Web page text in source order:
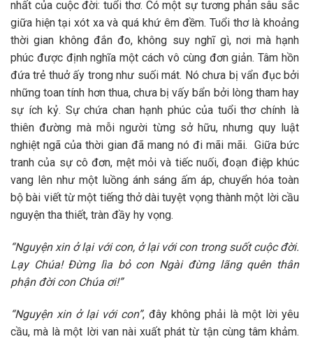
nhất của cuộc đời: tuổi thơ. Có một sự tương phản sâu sắc
giữa hiện tại xót xa và quá khứ êm đềm. Tuổi thơ là khoảng
thời gian không đắn đo, không suy nghĩ gì, nơi mà hạnh
phúc được định nghĩa một cách vô cùng đơn giản. Tâm hồn
đứa trẻ thuở ấy trong như suối mát. Nó chưa bị vẩn đục bởi
những toan tính hơn thua, chưa bị vấy bẩn bởi lòng tham hay
sự ích kỷ. Sự chứa chan hạnh phúc của tuổi thơ chính là
thiên đường mà mỗi người từng sở hữu, nhưng quy luật
nghiệt ngã của thời gian đã mang nó đi mãi mãi. Giữa bức
tranh của sự cô đơn, mệt mỏi và tiếc nuối, đoạn điệp khúc
vang lên như một luồng ánh sáng ấm áp, chuyển hóa toàn
bộ bài viết từ một tiếng thở dài tuyệt vọng thành một lời cầu
nguyện tha thiết, tràn đầy hy vọng.
“Nguyện xin ở lại với con, ở lại với con trong suốt cuộc đời.
Lạy Chúa! Đừng lìa bỏ con Ngài đừng lãng quên thân
phận đời con Chúa ơi!”
“Nguyện xin ở lại với con”, đây không phải là một lời yêu
cầu, mà là một lời van nài xuất phát từ tận cùng tâm khảm.